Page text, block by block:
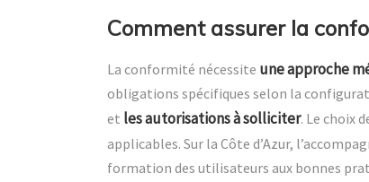
Comment assurer la
La conformité nécessite une approche
obligations spécifiques selon la
et les autorisations à solliciter. Le choix
applicables. Sur la Côte d’Azur,
formation des utilisateurs aux bonnes